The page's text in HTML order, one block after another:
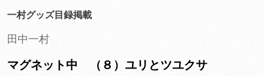
一村グッズ目録掲載
田中一村
マグネット中 （８）ユリとツユクサ